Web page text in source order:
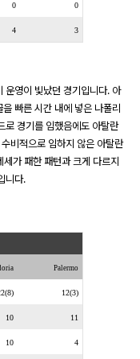
0 0
4 3
운영이 빛났던 경기입니다. 아
빠른 시간 내에 넣은 나폴리
로 경기를 임했음에도 아탈란
비적으로 임하지 않은 아탈란
세가 패한 패턴과 크게 다르지
니다.
Palermo
12(3)
10 11
10 4